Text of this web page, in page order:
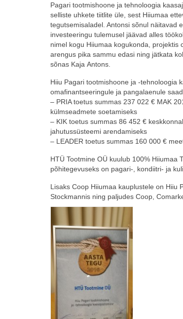
Pagari tootmishoone ja tehnoloogia
selliste uhkete tiitlite üle, sest Hiiumaa
tegutsemisaladel. Antonsi sõnul näitavad
investeeringu tulemusel jäävad alles
nimel kogu Hiiumaa kogukonda,
arengus pika sammu edasi ning jätkata
sõnas Kaja Antons.
Hiiu Pagari tootmishoone ja -tehnoloogia
omafinantseeringule ja pangalaenule
– PRIA toetus summas 237 022 € MAK
külmseadmete soetamiseks
– KIK toetus summas 86 452 €
jahutussüsteemi arendamiseks
– LEADER toetus summas 160 000 €
HTÜ Tootmine OÜ kuulub 100% Hiiumaa
põhitegevuseks on pagari-, kondiitri- ja
Lisaks Coop Hiiumaa kauplustele on Hiiu
Stockmannis ning paljudes Coop,